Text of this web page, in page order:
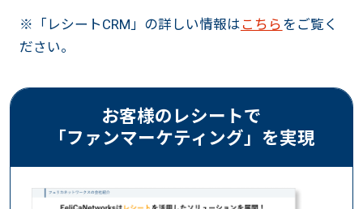
※「レシートCRM」の詳しい情報は こちら をご覧く
ださい。
お客様のレシートで
「ファンマーケティング」を実現